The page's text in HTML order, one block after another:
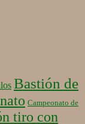
Bastión de
Campeonato de
tiro con